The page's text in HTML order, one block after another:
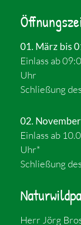
01. März bis
Einlass ab
Uhr
Schließung
02.
Einlass ab
Uhr*
Schließung
Herr Jörg